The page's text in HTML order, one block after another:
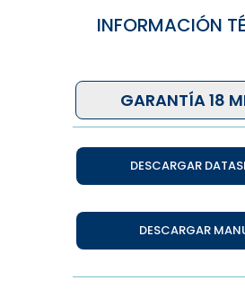
INFORMACIÓN
GARANTÍA 18
DESCARGAR
DESCARGAR